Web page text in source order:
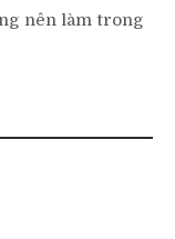
nên làm trong